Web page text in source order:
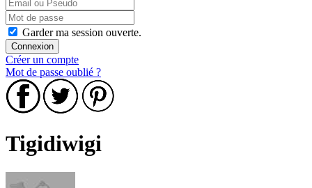
Garder ma session ouverte.
Créer un compte
Mot de passe oublié ?
Tigidiwigi